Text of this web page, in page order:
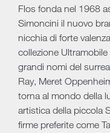
Flos fonda nel 1968
Simoncini il nuovo
nicchia di forte
collezione
grandi nomi del
Ray, Meret
torna al mondo della
artistica della piccola
firme preferite come